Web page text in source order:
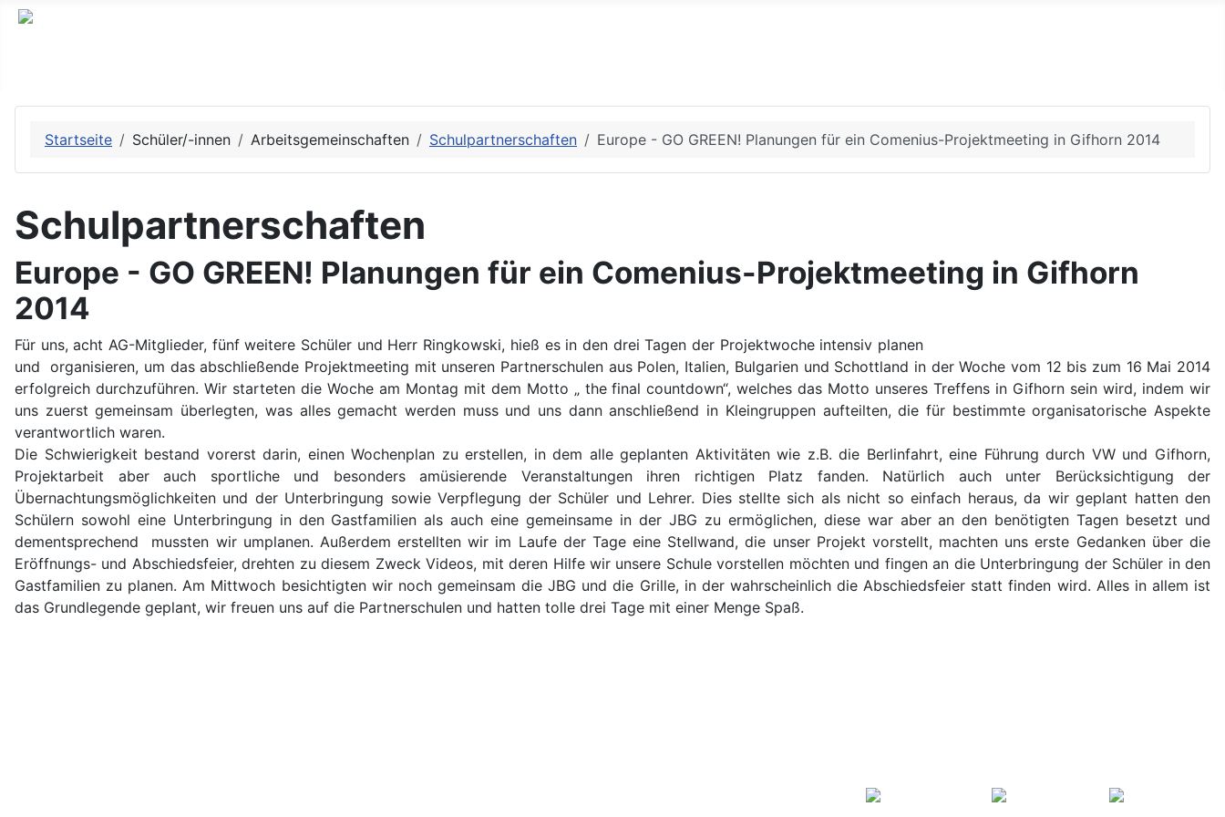
Startseite Schüler/-innen Arbeitsgemeinschaften Schulpartnerschaften Europe - GO GREEN! Planungen für ein Comenius-Projektmeeting in Gifhorn 2014
Schulpartnerschaften
Europe - GO GREEN! Planungen für ein Comenius-Projektmeeting in Gifhorn
2014
Für uns, acht AG-Mitglieder, fünf weitere Schüler und Herr Ringkowski, hieß es in den drei Tagen der Projektwoche intensiv planen
und organisieren, um das abschließende Projektmeeting mit unseren Partnerschulen aus Polen, Italien, Bulgarien und Schottland in der Woche vom 12 bis zum 16 Mai 2014
erfolgreich durchzuführen. Wir starteten die Woche am Montag mit dem Motto „ the final countdown“, welches das Motto unseres Treffens in Gifhorn sein wird, indem wir
uns zuerst gemeinsam überlegten, was alles gemacht werden muss und uns dann anschließend in Kleingruppen aufteilten, die für bestimmte organisatorische Aspekte
verantwortlich waren.
Die Schwierigkeit bestand vorerst darin, einen Wochenplan zu erstellen, in dem alle geplanten Aktivitäten wie z.B. die Berlinfahrt, eine Führung durch VW und Gifhorn,
Projektarbeit aber auch sportliche und besonders amüsierende Veranstaltungen ihren richtigen Platz fanden. Natürlich auch unter Berücksichtigung der
Übernachtungsmöglichkeiten und der Unterbringung sowie Verpflegung der Schüler und Lehrer. Dies stellte sich als nicht so einfach heraus, da wir geplant hatten den
Schülern sowohl eine Unterbringung in den Gastfamilien als auch eine gemeinsame in der JBG zu ermöglichen, diese war aber an den benötigten Tagen besetzt und
dementsprechend mussten wir umplanen. Außerdem erstellten wir im Laufe der Tage eine Stellwand, die unser Projekt vorstellt, machten uns erste Gedanken über die
Eröffnungs- und Abschiedsfeier, drehten zu diesem Zweck Videos, mit deren Hilfe wir unsere Schule vorstellen möchten und fingen an die Unterbringung der Schüler in den
Gastfamilien zu planen. Am Mittwoch besichtigten wir noch gemeinsam die JBG und die Grille, in der wahrscheinlich die Abschiedsfeier statt finden wird. Alles in allem ist
das Grundlegende geplant, wir freuen uns auf die Partnerschulen und hatten tolle drei Tage mit einer Menge Spaß.